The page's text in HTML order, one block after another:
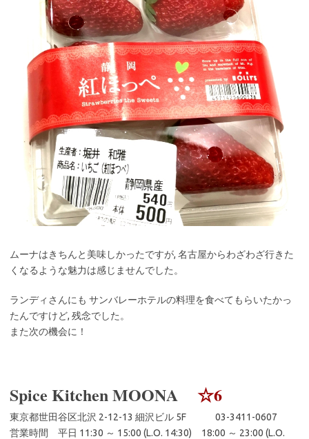
ムーナはきちんと美味しかったですが, 名古屋からわざわざ行きた
くなるような魅力は感じませんでした。
ランディさんにも サンバレーホテルの料理を食べてもらいたかっ
たんですけど, 残念でした。
また次の機会に！
Spice Kitchen MOONA ☆6
東京都世田谷区北沢 2-12-13 細沢ビル 5F 03-3411-0607
営業時間 平日 11:30 ～ 15:00 (L.O. 14:30) 18:00 ～ 23:00 (L.O.